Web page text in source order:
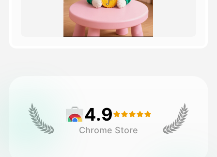
4.9
Chrome Store